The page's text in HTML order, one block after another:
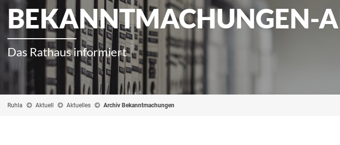
BEKANNTMACHUNGEN-
Das Rathaus informiert
Ruhla Aktuell Aktuelles Archiv Bekanntmachungen